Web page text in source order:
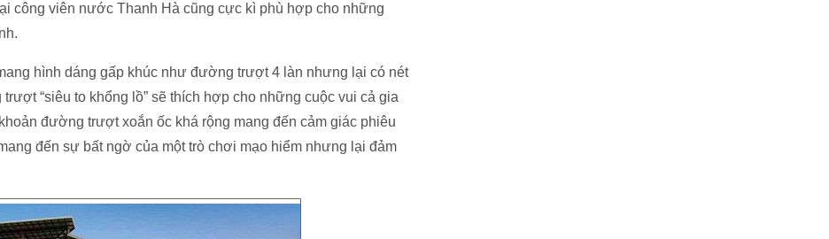
công viên nước Thanh Hà cũng cực kì phù hợp cho những
hình dáng gấp khúc như đường trượt 4 làn nhưng lại có nét
“siêu to khổng lồ” sẽ thích hợp cho những cuộc vui cả gia
đường trượt xoắn ốc khá rộng mang đến cảm giác phiêu
đến sự bất ngờ của một trò chơi mạo hiểm nhưng lại đảm